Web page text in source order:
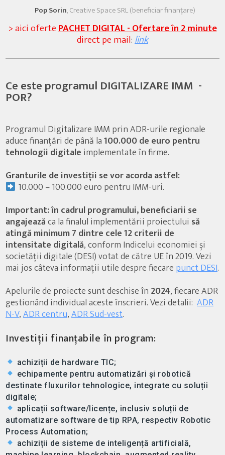
Pop Sorin, Creative Space SRL (beneficiar finanțare)
> aici ofertePACHET DIGITAL - Ofertare în 2 minute
direct pe mail:link
Ce este programul DIGITALIZARE IMM -
POR?
Programul Digitalizare IMM prin ADR-urile regionale
aduce finanțări de până la100.000 de euro pentru
tehnologii digitale implementate în firme.
Granturile de investiții se vor acorda astfel:
10.000 – 100.000 euro pentru IMM-uri.
Important: în cadrul programului, beneficiarii se
angajeazăca la finalul implementării proiectului să
atingă minimum 7 dintre cele 12 criterii de
intensitate digitală, conform Indicelui economiei și
societății digitale (DESI) votat de către UE în 2019. Vezi
mai jos câteva informații utile despre fiecare punct DESI.
Apelurile de proiecte sunt deschise în 2024, fiecare ADR
gestionând individual aceste înscrieri. Vezi detalii: ADR
N-V,ADR centru,ADR Sud-vest.
Investiții finanțabile în program:
achiziții de hardware TIC;
echipamente pentru automatizări și robotică
destinate fluxurilor tehnologice, integrate cu soluții
digitale;
aplicații software/licențe, inclusiv soluții de
automatizare software de tip RPA, respectiv Robotic
Process Automation;
achiziții de sisteme de inteligență artificială,